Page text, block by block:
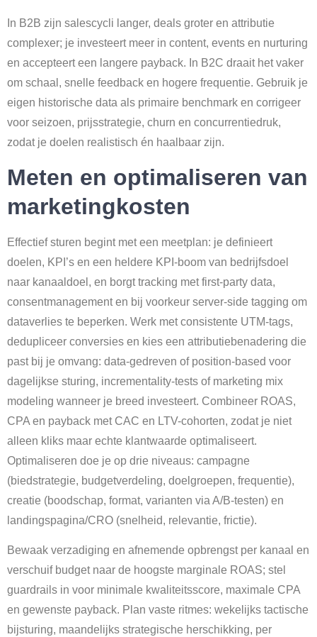
In B2B zijn salescycli langer, deals groter en attributie
complexer; je investeert meer in content, events en nurturing
en accepteert een langere payback. In B2C draait het vaker
om schaal, snelle feedback en hogere frequentie. Gebruik je
eigen historische data als primaire benchmark en corrigeer
voor seizoen, prijsstrategie, churn en concurrentiedruk,
zodat je doelen realistisch én haalbaar zijn.
Meten en optimaliseren van
marketingkosten
Effectief sturen begint met een meetplan: je definieert
doelen, KPI’s en een heldere KPI-boom van bedrijfsdoel
naar kanaaldoel, en borgt tracking met first-party data,
consentmanagement en bij voorkeur server-side tagging om
dataverlies te beperken. Werk met consistente UTM-tags,
dedupliceer conversies en kies een attributiebenadering die
past bij je omvang: data-gedreven of position-based voor
dagelijkse sturing, incrementality-tests of marketing mix
modeling wanneer je breed investeert. Combineer ROAS,
CPA en payback met CAC en LTV-cohorten, zodat je niet
alleen kliks maar echte klantwaarde optimaliseert.
Optimaliseren doe je op drie niveaus: campagne
(biedstrategie, budgetverdeling, doelgroepen, frequentie),
creatie (boodschap, format, varianten via A/B-testen) en
landingspagina/CRO (snelheid, relevantie, frictie).
Bewaak verzadiging en afnemende opbrengst per kanaal en
verschuif budget naar de hoogste marginale ROAS; stel
guardrails in voor minimale kwaliteitsscore, maximale CPA
en gewenste payback. Plan vaste ritmes: wekelijks tactische
bijsturing, maandelijks strategische herschikking, per